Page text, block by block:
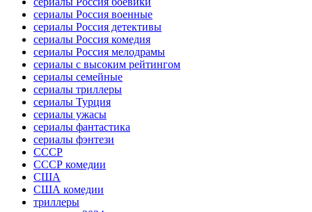
сериалы Россия военные
сериалы Россия детективы
сериалы Россия комедия
сериалы Россия мелодрамы
сериалы с высоким рейтингом
сериалы семейные
сериалы триллеры
сериалы Турция
сериалы ужасы
сериалы фантастика
сериалы фэнтези
СССР
СССР комедии
США
США комедии
триллеры